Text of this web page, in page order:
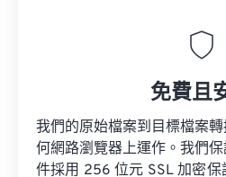
免費且
我們的原始檔案到目標檔案
何網路瀏覽器上運作。我們
件採用 256 位元 SSL 加密